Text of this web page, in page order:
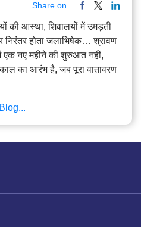
Share on
की आस्था, शिवालयों में उमड़ती
निरंतर होता जलाभिषेक… श्रावण
नए महीने की शुरुआत नहीं,
का आरंभ है, जब पूरा वातावरण